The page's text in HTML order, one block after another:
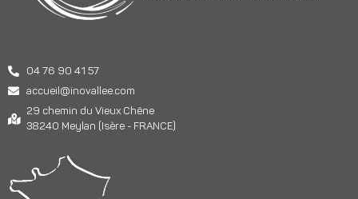
04 76 90 41 57
accueil@inovallee.com
29 chemin du Vieux Chêne
38240 Meylan (Isère - FRANCE)